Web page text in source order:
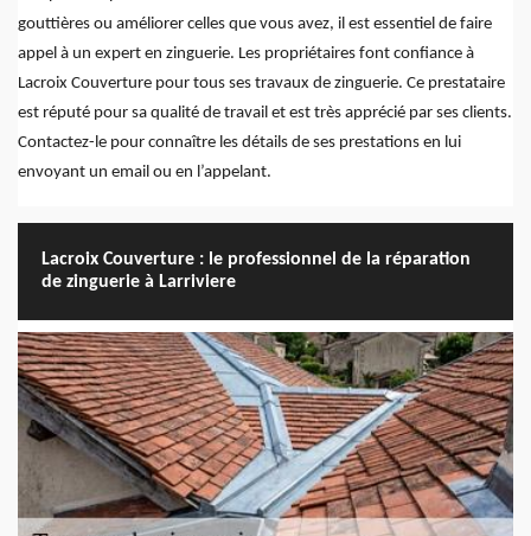
gouttières ou améliorer celles que vous avez, il est essentiel de faire
appel à un expert en zinguerie. Les propriétaires font confiance à
Lacroix Couverture pour tous ses travaux de zinguerie. Ce prestataire
est réputé pour sa qualité de travail et est très apprécié par ses clients.
Contactez-le pour connaître les détails de ses prestations en lui
envoyant un email ou en l’appelant.
Lacroix Couverture : le professionnel de la réparation
de zinguerie à Larriviere